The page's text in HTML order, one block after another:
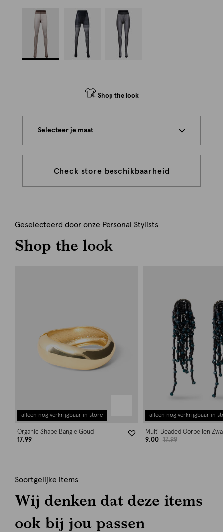
Shop the look
Selecteer je maat
Check store beschikbaarheid
Geselecteerd door onze Personal Stylists
Shop the look
alleen nog verkrijgbaar in store
Organic Shape Bangle Goud
17.99
alleen nog verkrijgbaar in
Multi Beaded Oorbellen
9.00
17.99
Soortgelijke items
Wij denken dat deze items
ook bij jou passen